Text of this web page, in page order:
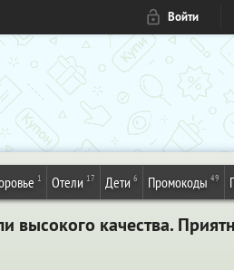
Войти
1 Отели 17 Дети 6 Промокоды 49
качества.